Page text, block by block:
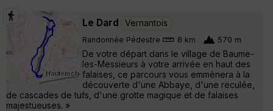
Le Dard Vernantois
Randonnée Pédestre 8 km 570 m
De votre départ dans le village de Baume-
les-Messieurs à votre arrivée en haut des
falaises, ce parcours vous emmènera à la
découverte d'une Abbaye, d'une reculée,
de cascades de tufs, d'une grotte magique et de falaises
majestueuses. »